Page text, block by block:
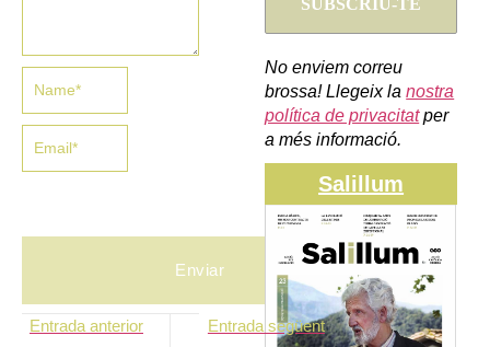
Entrada anterior Entrada següent
No enviem correu
brossa! Llegeix lanostra
política de privacitatper
a més informació.
Salillum